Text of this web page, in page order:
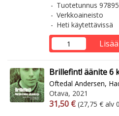
Tuotetunnus
Verkkoaineisto
Heti käytettävissä
Brillefint! äänite 6
Oftedal Andersen,
Otava, 2021
Arvonlisäverollinen
31,50 € (27,75 € alv